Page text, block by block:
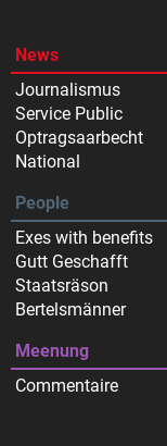
News
Journalismus
Service Public
Optragsaarbecht
National
People
Exes with benefits
Gutt Geschafft
Staatsräson
Bertelsmänner
Meenung
Commentaire